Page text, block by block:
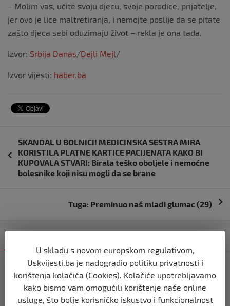
– Molim vas, učite svoju djecu, svoje porodice, prijatelje,
jer ovo je lice maltretiranja, i nemojte poslije da se pitate
zašto djeca sebi oduzimaju život – rekla je ona tada.
Izvor: Srbija Danas/Dejli Mejl /
Izvor vijesti: haber.ba
objava
SKANDAL U BOLNICI! MEDICINSKA SESTRA MIRA
KORISTILA PLATNE KARTICE PACIJENATA KAKO BI
KUPOVALA STVARI: Birala teško oboljele i nemoćne
bolesnike koji nisu mogli da se brane
Tuga: Preminuo naš mladi glumac (29)
SVIJET
Italijanski kapetan iz flotile za Gazu
primio islam nakon što su izraelske
snage prekinule molitvu njegove
U skladu s novom europskom regulativom,
Uskvijesti.ba je nadogradio politiku privatnosti i
korištenja kolačića (Cookies). Kolačiće upotrebljavamo
kako bismo vam omogućili korištenje naše online
usluge, što bolje korisničko iskustvo i funkcionalnost